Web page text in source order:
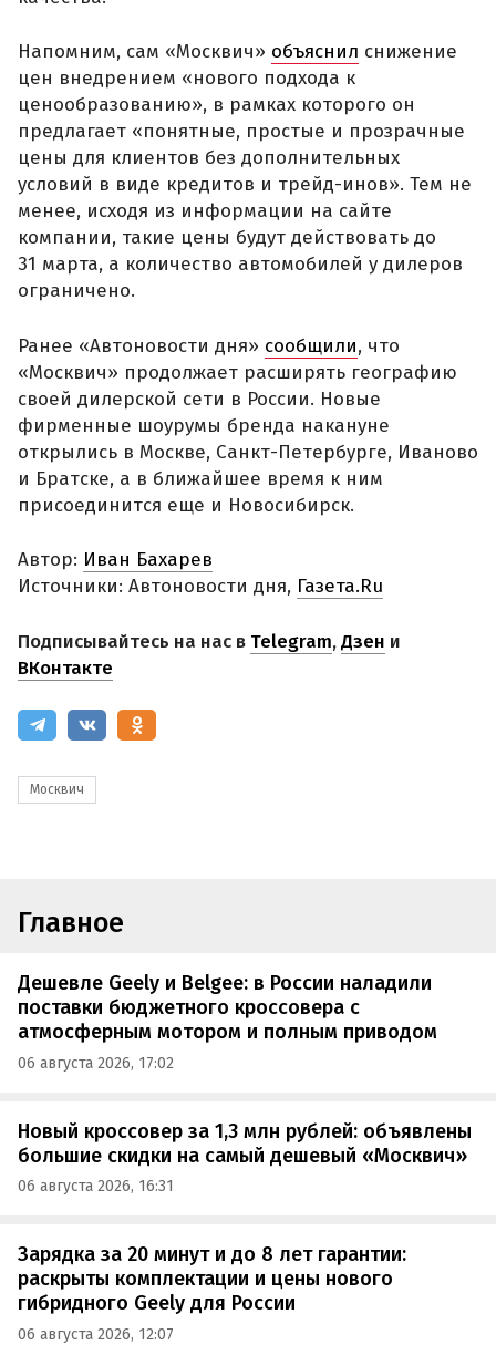
Напомним, сам «Москвич» объяснил снижение
цен внедрением «нового подхода к
ценообразованию», в рамках которого он
предлагает «понятные, простые и прозрачные
цены для клиентов без дополнительных
условий в виде кредитов и трейд-инов». Тем не
менее, исходя из информации на сайте
компании, такие цены будут действовать до
31 марта, а количество автомобилей у дилеров
ограничено.
Ранее «Автоновости дня» сообщили, что
«Москвич» продолжает расширять географию
своей дилерской сети в России. Новые
фирменные шоурумы бренда накануне
открылись в Москве, Санкт-Петербурге, Иваново
и Братске, а в ближайшее время к ним
присоединится еще и Новосибирск.
Автор: Иван Бахарев
Источники: Автоновости дня, Газета.Ru
Подписывайтесь на нас в Telegram,Дзен и
ВКонтакте
Москвич
Главное
Дешевле Geely и Belgee: в России наладили
поставки бюджетного кроссовера с
атмосферным мотором и полным приводом
06 августа 2026, 17:02
Новый кроссовер за 1,3 млн рублей: объявлены
большие скидки на самый дешевый «Москвич»
06 августа 2026, 16:31
Зарядка за 20 минут и до 8 лет гарантии:
раскрыты комплектации и цены нового
гибридного Geely для России
06 августа 2026, 12:07